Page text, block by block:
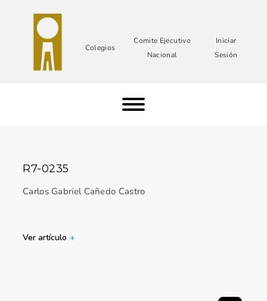
Colegios
Comite Ejecutivo
Nacional
Iniciar
Sesión
R7-0235
Carlos Gabriel Cañedo Castro
Ver artículo +